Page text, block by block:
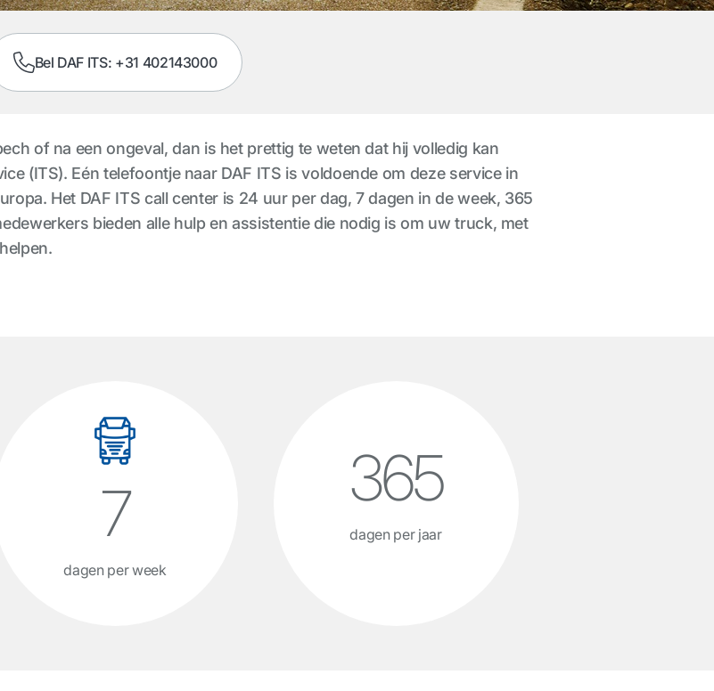
Bel DAF ITS: +31 402143000
of na een ongeval, dan is het prettig te weten dat hij volledig kan
(ITS). Eén telefoontje naar DAF ITS is voldoende om deze service in
Het DAF ITS call center is 24 uur per dag, 7 dagen in de week, 365
bieden alle hulp en assistentie die nodig is om uw truck, met
7
dagen per week
365
dagen per jaar